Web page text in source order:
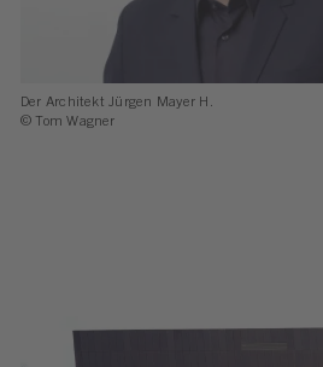
Der Architekt Jürgen Mayer H.
© Tom Wagner